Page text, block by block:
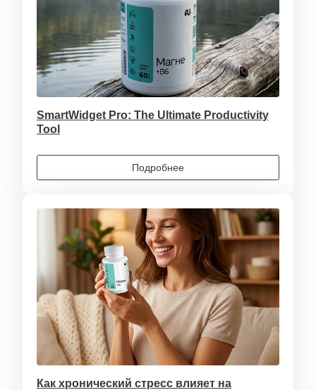
SmartWidget Pro: The Ultimate Productivity
Tool
Подробнее
Как хронический стресс влияет на